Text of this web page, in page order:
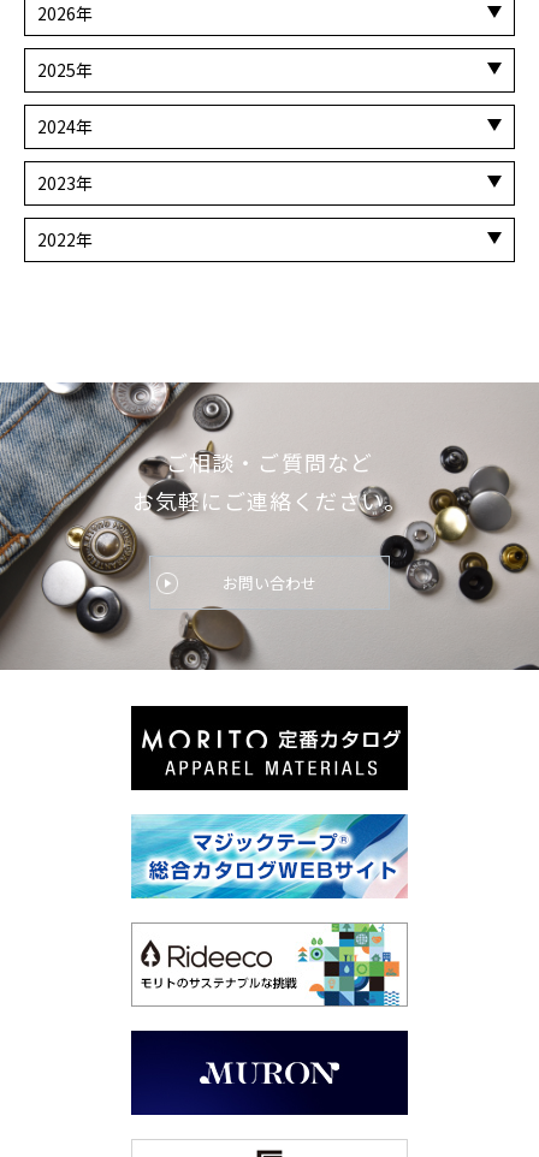
2026年
2025年
2024年
2023年
2022年
ご相談・ご質問など
お気軽にご連絡ください。
お問い合わせ